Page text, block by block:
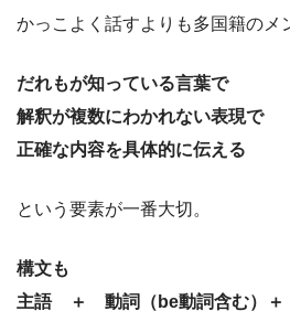
かっこよく話すよりも多国籍のメ
だれもが知っている言葉で
解釈が複数にわかれない表現で
正確な内容を具体的に伝える
という要素が一番大切。
構文も
主語 ＋ 動詞（be動詞含む）